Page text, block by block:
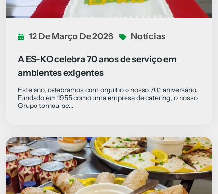
12 De Março De 2026 Notícias
A ES-KO celebra 70 anos de serviço em
ambientes exigentes
Este ano, celebramos com orgulho o nosso 70.º aniversário.
Fundado em 1955 como uma empresa de catering, o nosso
Grupo tornou-se…